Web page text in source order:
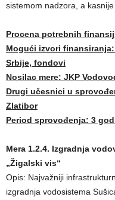
sistemom nadzora, a
Procena potrebnih
Mogući izvori
Srbije, fondovi
Nosilac mere: JKP
Drugi učesnici u
Zlatibor
Period sprovođenja: 3
Mera 1.2.4. Izgradnja
„Žigalski vis“
Opis: Najvažniji
izgradnja vodosistema